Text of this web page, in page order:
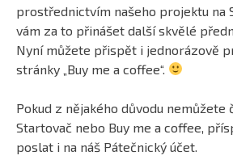
prostřednictvím našeho projektu na
vám za to přinášet další skvělé
Nyní můžete přispět i jednorázově
stránky „Buy me a coffee“.
Pokud z nějakého důvodu nemůžete
Startovač nebo Buy me a coffee,
poslat i na náš Pátečnický účet.